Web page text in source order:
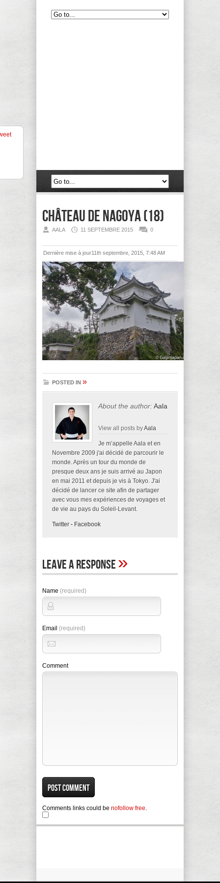
château de Nagoya (18)
AALA 11 SEPTEMBRE 2015 0
Dernière mise à jour11th septembre, 2015, 7:48 AM
POSTED IN »
About the author:Aala
View all posts byAala
Je m’appelle Aala et en
Novembre 2009 j'ai décidé de parcourir le
monde. Après un tour du monde de
presque deux ans je suis arrivé au Japon
en mai 2011 et depuis je vis à Tokyo. J'ai
décidé de lancer ce site afin de partager
avec vous mes expériences de voyages et
de vie au pays du Soleil-Levant.
Twitter - Facebook
Leave A Response»
Name (required)
Email (required)
Comment
Comments links could be nofollow free.